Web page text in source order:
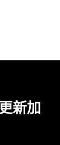
新加